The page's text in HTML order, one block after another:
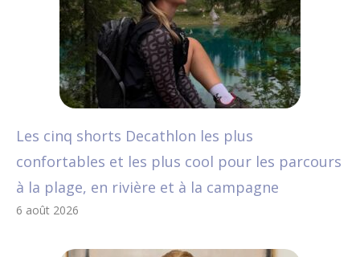
Les cinq shorts Decathlon les plus
confortables et les plus cool pour les parcours
à la plage, en rivière et à la campagne
6 août 2026